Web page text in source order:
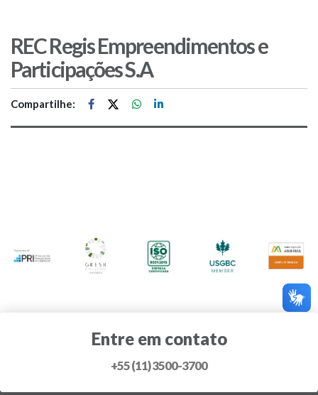
REC Regis Empreendimentos e
Participações S.A
Compartilhe:
Entre em contato
+55 (11) 3500-3700